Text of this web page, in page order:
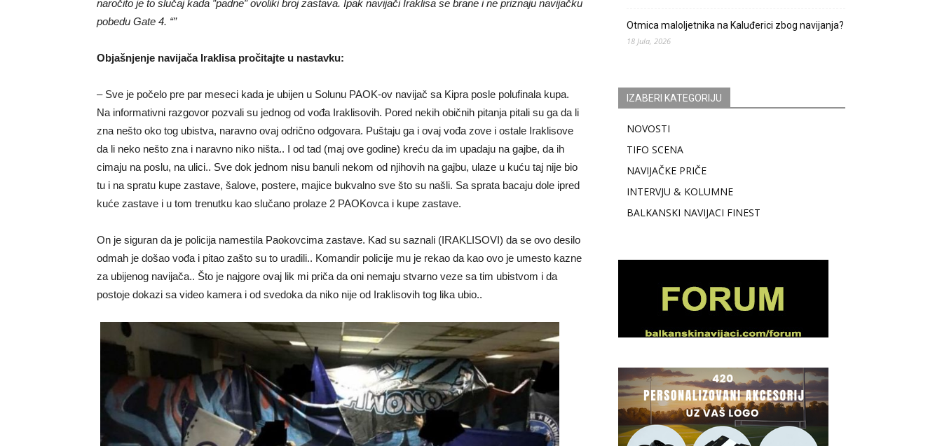
naročito je to slučaj kada ”padne” ovoliki broj zastava. Ipak navijači Iraklisa se brane i ne priznaju navijačku
pobedu Gate 4. “”
Objašnjenje navijača Iraklisa pročitajte u nastavku:
– Sve je počelo pre par meseci kada je ubijen u Solunu PAOK-ov navijač sa Kipra posle polufinala kupa.
Na informativni razgovor pozvali su jednog od vođa Iraklisovih. Pored nekih običnih pitanja pitali su ga da li
zna nešto oko tog ubistva, naravno ovaj odrično odgovara. Puštaju ga i ovaj vođa zove i ostale Iraklisove
da li neko nešto zna i naravno niko ništa.. I od tad (maj ove godine) kreću da im upadaju na gajbe, da ih
cimaju na poslu, na ulici.. Sve dok jednom nisu banuli nekom od njihovih na gajbu, ulaze u kuću taj nije bio
tu i na spratu kupe zastave, šalove, postere, majice bukvalno sve što su našli. Sa sprata bacaju dole ipred
kuće zastave i u tom trenutku kao slučano prolaze 2 PAOKovca i kupe zastave.
On je siguran da je policija namestila Paokovcima zastave. Kad su saznali (IRAKLISOVI) da se ovo desilo
odmah je došao vođa i pitao zašto su to uradili.. Komandir policije mu je rekao da kao ovo je umesto kazne
za ubijenog navijača.. Što je najgore ovaj lik mi priča da oni nemaju stvarno veze sa tim ubistvom i da
postoje dokazi sa video kamera i od svedoka da niko nije od Iraklisovih tog lika ubio..
Otmica maloljetnika na Kaluđerici zbog navijanja?
18 Jula, 2026
IZABERI KATEGORIJU
NOVOSTI
TIFO SCENA
NAVIJAČKE PRIČE
INTERVJU & KOLUMNE
BALKANSKI NAVIJACI FINEST